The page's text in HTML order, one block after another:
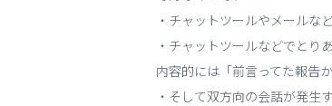
・チャットツールやメールな
・チャットツールなどでとり
内容的には「前言ってた報告
・そして双方向の会話が発生